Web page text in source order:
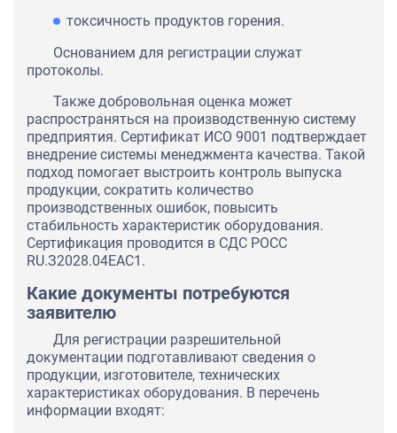
токсичность продуктов горения.
Основанием для регистрации служат
протоколы.
Также добровольная оценка может
распространяться на производственную систему
предприятия. Сертификат ИСО 9001 подтверждает
внедрение системы менеджмента качества. Такой
подход помогает выстроить контроль выпуска
продукции, сократить количество
производственных ошибок, повысить
стабильность характеристик оборудования.
Сертификация проводится в СДС РОСС
RU.З2028.04ЕАС1.
Какие документы потребуются
заявителю
Для регистрации разрешительной
документации подготавливают сведения о
продукции, изготовителе, технических
характеристиках оборудования. В перечень
информации входят: